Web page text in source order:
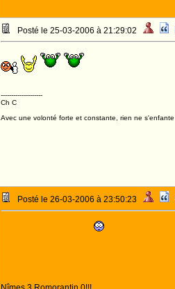
Posté le 25-03-2006 à 21:29:02
--------------------
Ch C
Avec une volonté forte et constante, rien ne
Posté le 26-03-2006 à 23:50:23